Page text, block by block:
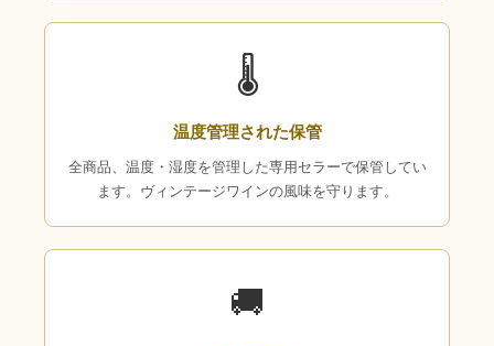
🌡
温度管理された保管
全商品、温度・湿度を管理した専用セラーで保管してい
ます。ヴィンテージワインの風味を守ります。
🚚